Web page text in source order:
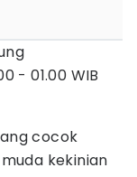
- 01.00 WIB
cocok
kekinian